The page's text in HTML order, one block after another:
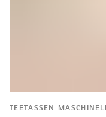
TEETASSEN